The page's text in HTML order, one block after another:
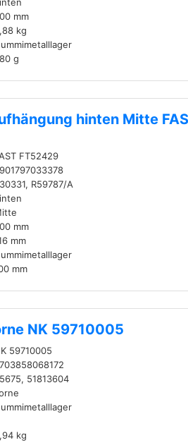
mm
kg
g
hinten Mitte
FT52429
R59787/A
mm
mm
mm
NK 59710005
59710005
51813604
kg